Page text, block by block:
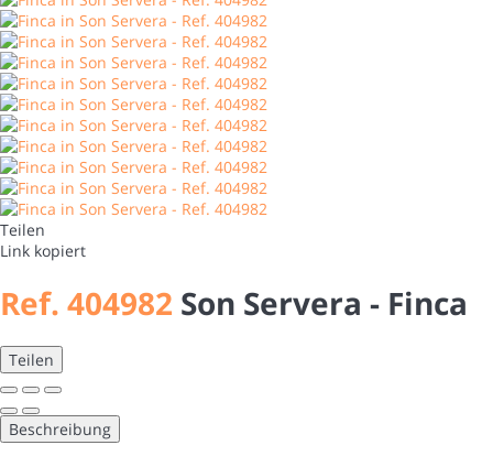
Teilen
Link kopiert
Ref. 404982 Son Servera - Finca
Teilen
Beschreibung